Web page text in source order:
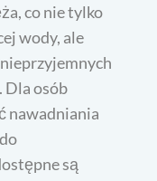
co nie tylko
wody, ale
Dla osób
nawadniania
są